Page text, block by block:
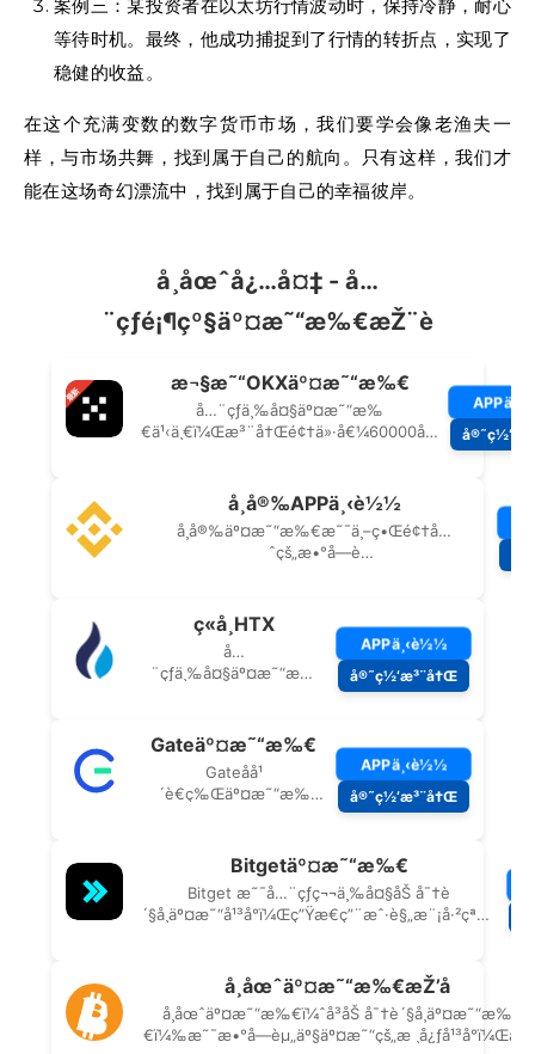
案例三：某投资者在以太坊行情波动时，保持冷静，耐心
等待时机。最终，他成功捕捉到了行情的转折点，实现了
稳健的收益。
在这个充满变数的数字货币市场，我们要学会像老渔夫一
样，与市场共舞，找到属于自己的航向。只有这样，我们才
能在这场奇幻漂流中，找到属于自己的幸福彼岸。